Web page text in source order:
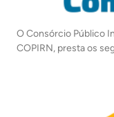
O Consórcio Público
COPIRN, presta os